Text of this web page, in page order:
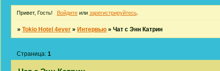
Привет, Гость! Войдитеили зарегистрируйтесь.
»Tokio Hotel 4ever »Интервью »Чат с Энн Катрин
Страница:1